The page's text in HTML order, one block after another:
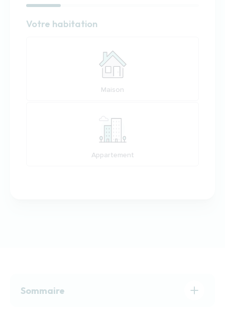
Habitation
Votre habitation
Maison
Appartement
Sommaire